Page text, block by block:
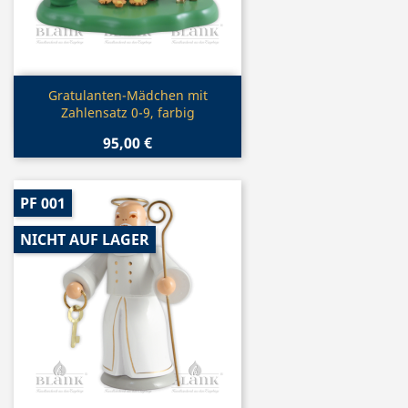
Vorschau
Gratulanten-Mädchen mit
Zahlensatz 0-9, farbig
95,00 €
PF 001
NICHT AUF LAGER